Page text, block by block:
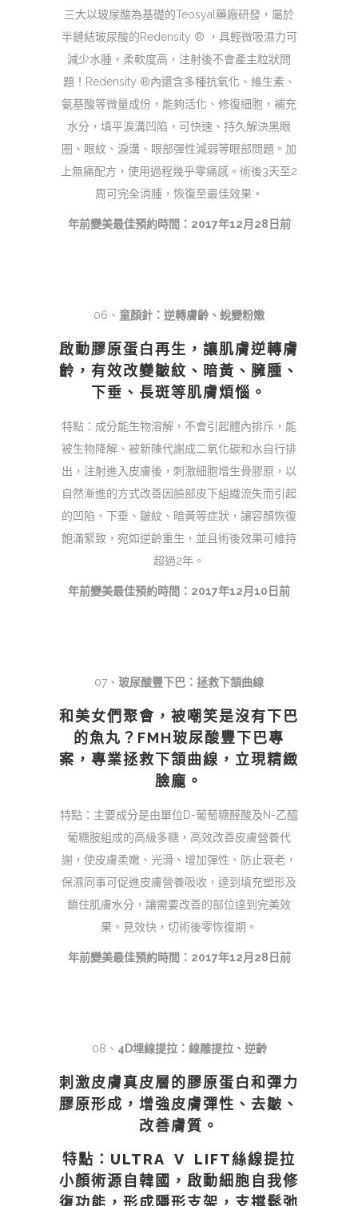
三大以玻尿酸為基礎的Teosyal藥廠研發，屬於
半鏈結玻尿酸的Redensity ® ，具輕微吸濕力可
減少水腫。柔軟度高，注射後不會產主粒狀問
題！Redensity ®內還含多種抗氧化、維生素、
氨基酸等微量成份，能夠活化、修復細胞，補充
水分，填平淚溝凹陷，可快速、持久解決黑眼
圈、眼紋、淚溝、眼部彈性減弱等眼部問題。加
上無痛配方，使用過程幾乎零痛感。術後3天至2
周可完全消腫，恢復至最佳效果。
年前變美最佳預約時間：2017年12月28日前
06、 童顏針：逆轉膚齡、蛻變粉嫩
啟動膠原蛋白再生，讓肌膚逆轉膚
齡，有效改變皺紋、暗黃、臃腫、
下垂、長斑等肌膚煩惱。
特點：成分能生物溶解，不會引起體內排斥，能
被生物降解、被新陳代謝成二氧化碳和水自行排
出，注射進入皮膚後，刺激細胞增生骨膠原，以
自然漸進的方式改善因臉部皮下組織流失而引起
的凹陷、下垂、皺紋、暗黃等症狀，讓容顏恢復
飽滿緊致，宛如逆齡重生，並且術後效果可維持
超過2年。
年前變美最佳預約時間：2017年12月10日前
07、 玻尿酸豐下巴：拯救下頷曲線
和美女們聚會，被嘲笑是沒有下巴
的魚丸？FMH玻尿酸豐下巴專
案，專業拯救下頷曲線，立現精緻
臉龐。
特點：主要成分是由單位D-葡萄糖醛酸及N-乙醯
葡糖胺組成的高級多糖，高效改善皮膚營養代
謝，使皮膚柔嫩、光滑、增加彈性、防止衰老，
保濕同事可促進皮膚營養吸收，達到填充塑形及
鎖住肌膚水分，讓需要改善的部位達到完美效
果。見效快，切術後零恢復期。
年前變美最佳預約時間：2017年12月28日前
08、 4D埋線提拉：線雕提拉、逆齡
刺激皮膚真皮層的膠原蛋白和彈力
膠原形成，增強皮膚彈性、去皺、
改善膚質。
特點：ULTRA V LIFT絲線提拉
小顏術源自韓國，啟動細胞自我修